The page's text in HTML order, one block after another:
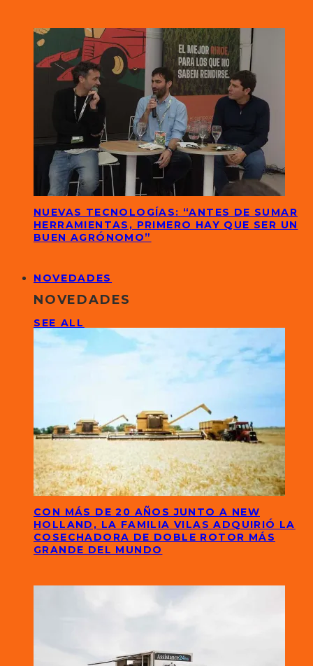
NUEVAS TECNOLOGÍAS: “ANTES DE SUMAR
HERRAMIENTAS, PRIMERO HAY QUE SER UN
BUEN AGRÓNOMO”
NOVEDADES
NOVEDADES
SEE ALL
CON MÁS DE 20 AÑOS JUNTO A NEW
HOLLAND, LA FAMILIA VILAS ADQUIRIÓ LA
COSECHADORA DE DOBLE ROTOR MÁS
GRANDE DEL MUNDO